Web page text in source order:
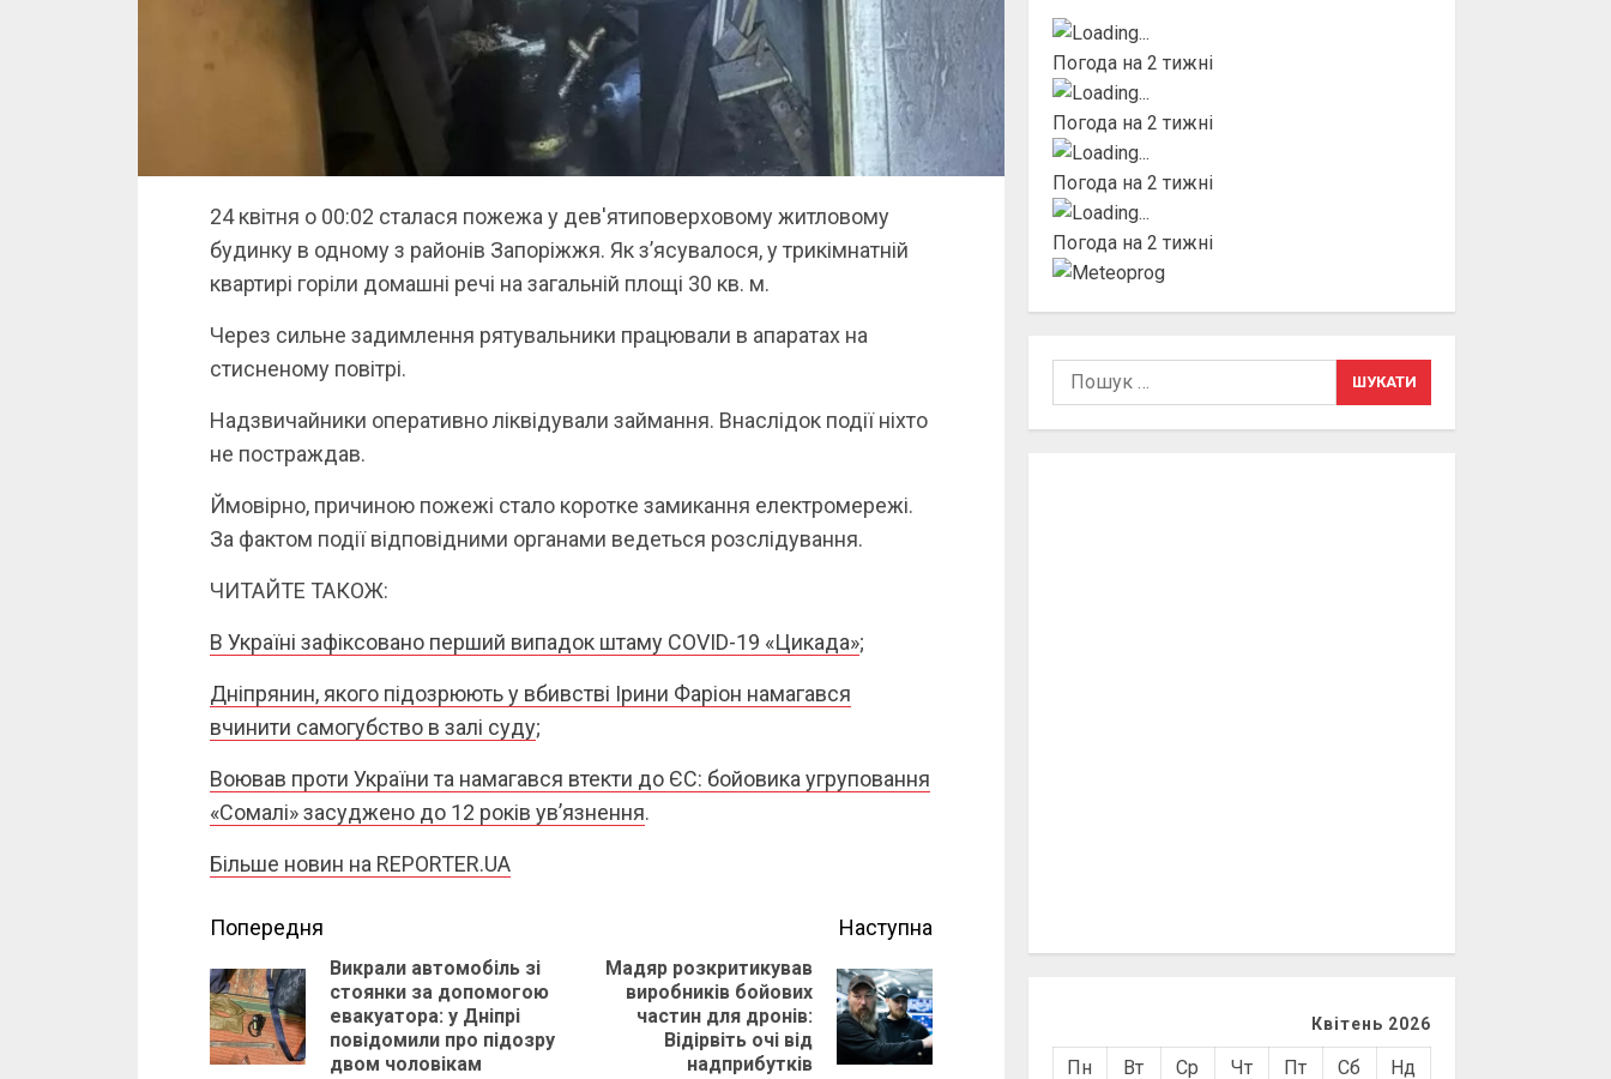
24 квітня о 00:02 сталася пожежа у дев'ятиповерховому житловому
будинку в одному з районів Запоріжжя. Як з’ясувалося, у трикімнатній
квартирі горіли домашні речі на загальній площі 30 кв. м.
Через сильне задимлення рятувальники працювали в апаратах на
стисненому повітрі.
Надзвичайники оперативно ліквідували займання. Внаслідок події ніхто
не постраждав.
Ймовірно, причиною пожежі стало коротке замикання електромережі.
За фактом події відповідними органами ведеться розслідування.
ЧИТАЙТЕ ТАКОЖ:
В Україні зафіксовано перший випадок штаму COVID-19 «Цикада»;
Дніпрянин, якого підозрюють у вбивстві Ірини Фаріон намагався
вчинити самогубство в залі суду;
Воював проти України та намагався втекти до ЄС: бойовика угруповання
«Сомалі» засуджено до 12 років ув’язнення.
Більше новин на REPORTER.UA
Continue
Reading
Попередня
Previous
Викрали автомобіль зі
стоянки за допомогою
евакуатора: у Дніпрі
повідомили про підозру
двом чоловікам
Наступна
Мадяр розкритикував
виробників бойових
частин для дронів:
Відірвіть очі від
надприбутків
Погода на 2 тижні
Погода на 2 тижні
Погода на 2 тижні
Погода на 2 тижні
Пошук:
Квітень 2026
Пн Вт Ср Чт Пт Сб Нд